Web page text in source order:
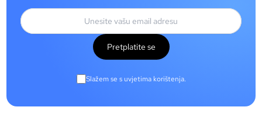
Pretplatite se
Slažem se s uvjetima korištenja.